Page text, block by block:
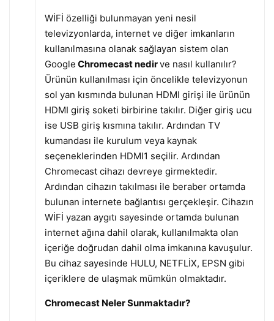
WİFİ özelliği bulunmayan yeni nesil
televizyonlarda, internet ve diğer imkanların
kullanılmasına olanak sağlayan sistem olan
Google Chromecast nedirve nasıl kullanılır?
Ürünün kullanılması için öncelikle televizyonun
sol yan kısmında bulunan HDMI girişi ile ürünün
HDMI giriş soketi birbirine takılır. Diğer giriş ucu
ise USB giriş kısmına takılır. Ardından TV
kumandası ile kurulum veya kaynak
seçeneklerinden HDMI1 seçilir. Ardından
Chromecast cihazı devreye girmektedir.
Ardından cihazın takılması ile beraber ortamda
bulunan internete bağlantısı gerçekleşir. Cihazın
WİFİ yazan aygıtı sayesinde ortamda bulunan
internet ağına dahil olarak, kullanılmakta olan
içeriğe doğrudan dahil olma imkanına kavuşulur.
Bu cihaz sayesinde HULU, NETFLİX, EPSN gibi
içeriklere de ulaşmak mümkün olmaktadır.
Chromecast Neler Sunmaktadır?